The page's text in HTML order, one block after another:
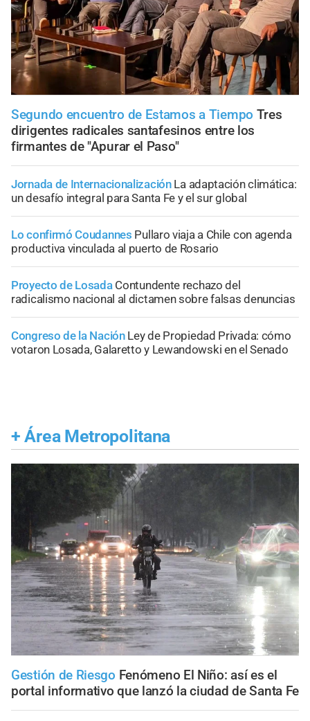
Segundo encuentro de Estamos a Tiempo Tres
dirigentes radicales santafesinos entre los
firmantes de "Apurar el Paso"
Jornada de Internacionalización La adaptación climática:
un desafío integral para Santa Fe y el sur global
Lo confirmó Coudannes Pullaro viaja a Chile con agenda
productiva vinculada al puerto de Rosario
Proyecto de Losada Contundente rechazo del
radicalismo nacional al dictamen sobre falsas denuncias
Congreso de la Nación Ley de Propiedad Privada: cómo
votaron Losada, Galaretto y Lewandowski en el Senado
+ Área Metropolitana
Gestión de Riesgo Fenómeno El Niño: así es el
portal informativo que lanzó la ciudad de Santa Fe